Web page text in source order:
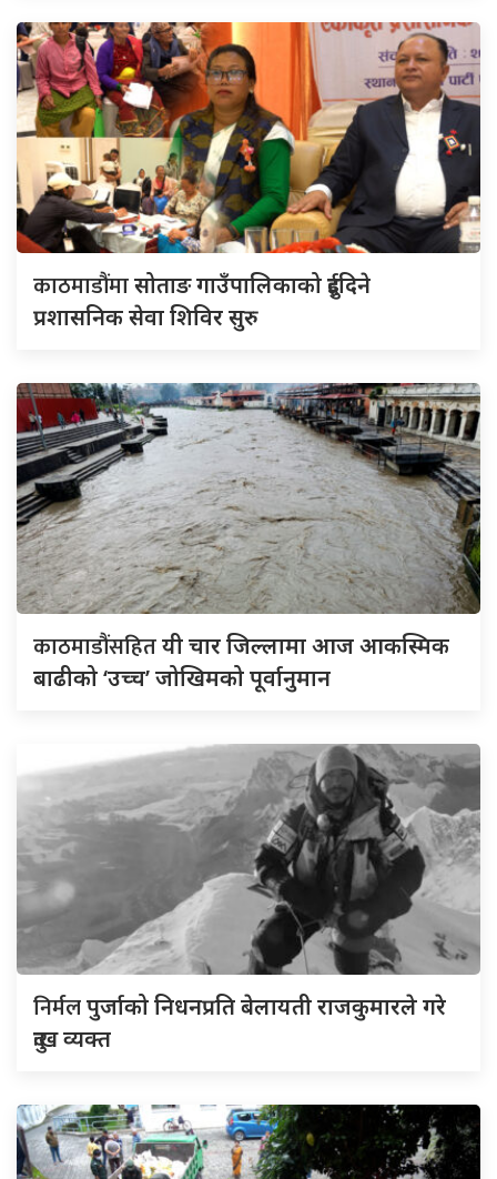
काठमाडौंमासोताङ गाउँपालिकाको दुईदिने
प्रशासनिक सेवा शिविर सुरु
काठमाडौंसहितयी चार जिल्लामा आज आकस्मिक
बाढीको ‘उच्च’ जोखिमको पूर्वानुमान
निर्मलपुर्जाको निधनप्रति बेलायती राजकुमारले गरे
दुःख व्यक्त